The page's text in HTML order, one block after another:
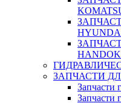
ЗАПЧАСТИ
Запчасти
Запчасти